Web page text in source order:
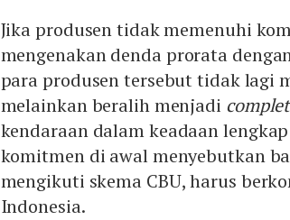
Jika produsen tidak memenuhi
mengenakan denda prorata
para produsen tersebut tidak lagi
melainkan beralih menjadi
kendaraan dalam keadaan
komitmen di awal menyebutkan
mengikuti skema CBU, harus
Indonesia.